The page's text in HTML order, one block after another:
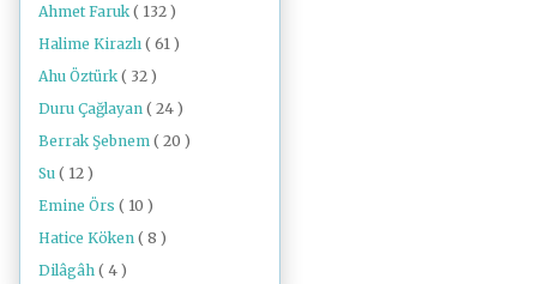
Ahmet Faruk ( 132 )
Halime Kirazlı ( 61 )
Ahu Öztürk ( 32 )
Duru Çağlayan ( 24 )
Berrak Şebnem ( 20 )
Su ( 12 )
Emine Örs ( 10 )
Hatice Köken ( 8 )
Dilâgâh ( 4 )